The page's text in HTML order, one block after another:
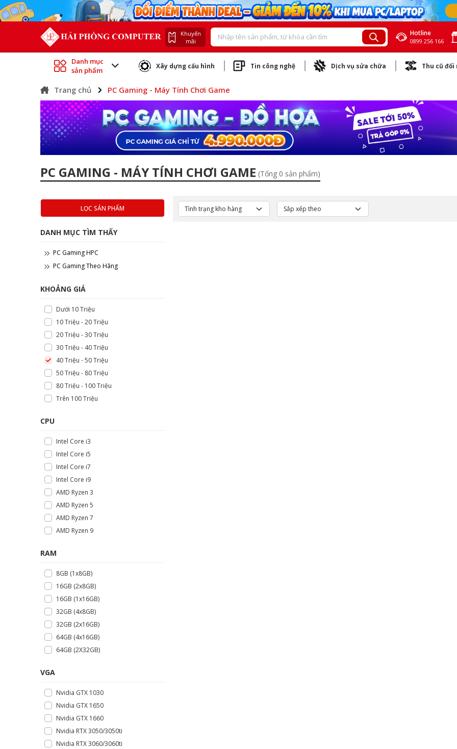
Khuyến
mãi
Hotline
0899 256 166
Danh mục
sản phẩm
Xây dựng cấu hình Tin công nghệ Dịch vụ sửa chữa Thu cũ đổi
Trang chủ PC Gaming - Máy Tính Chơi Game
PC GAMING - MÁY TÍNH CHƠI GAME (Tổng 0 sản phẩm)
LỌC SẢN PHẨM
DANH MỤC TÌM THẤY
PC Gaming HPC
PC Gaming Theo Hãng
KHOẢNG GIÁ
Dưới 10 Triệu
10 Triệu - 20 Triệu
20 Triệu - 30 Triệu
30 Triệu - 40 Triệu
40 Triệu - 50 Triệu
50 Triệu - 80 Triệu
80 Triệu - 100 Triệu
Trên 100 Triệu
CPU
Intel Core i3
Intel Core i5
Intel Core i7
Intel Core i9
AMD Ryzen 3
AMD Ryzen 5
AMD Ryzen 7
AMD Ryzen 9
RAM
8GB (1x8GB)
16GB (2x8GB)
16GB (1x16GB)
32GB (4x8GB)
32GB (2x16GB)
64GB (4x16GB)
64GB (2X32GB)
VGA
Nvidia GTX 1030
Nvidia GTX 1650
Nvidia GTX 1660
Nvidia RTX 3050/3050ti
Nvidia RTX 3060/3060ti